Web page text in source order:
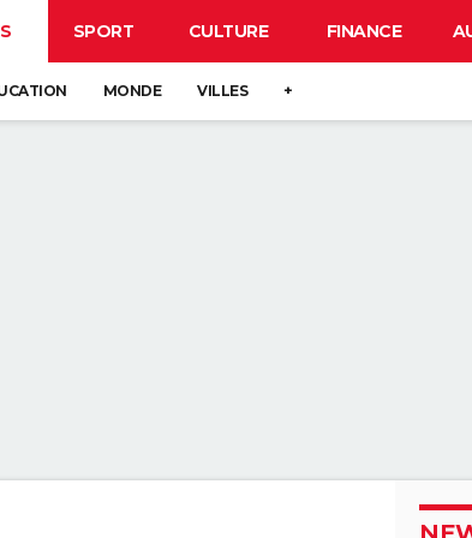
SPORT CULTURE FINANCE
MONDE VILLES +